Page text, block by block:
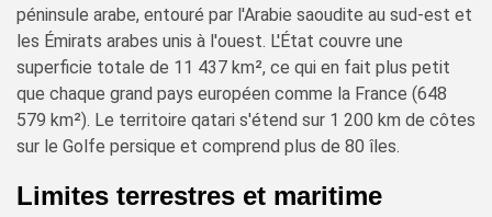
péninsule arabe, entouré par l'Arabie saoudite au sud-est et
les Émirats arabes unis à l'ouest. L'État couvre une
superficie totale de 11 437 km², ce qui en fait plus petit
que chaque grand pays européen comme la France (648
579 km²). Le territoire qatari s'étend sur 1 200 km de côtes
sur le Golfe persique et comprend plus de 80 îles.
Limites terrestres et maritime